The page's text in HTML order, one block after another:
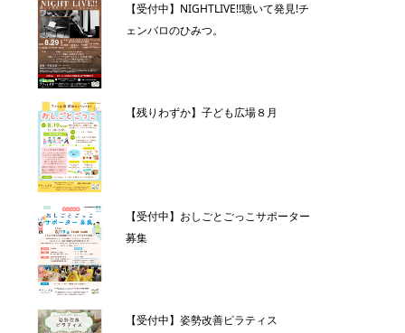
【受付中】NIGHTLIVE!!聴いて発見!チ
ェンバロのひみつ。
【残りわずか】子ども広場８月
【受付中】おしごとごっこサポーター
募集
【受付中】姿勢改善ピラティス